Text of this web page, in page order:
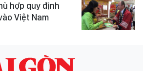
hợp quy định
Việt Nam